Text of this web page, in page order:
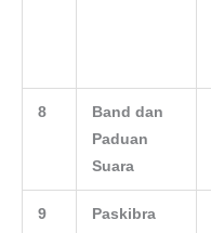
8
Band dan
Paduan
Suara
9 Paskibra